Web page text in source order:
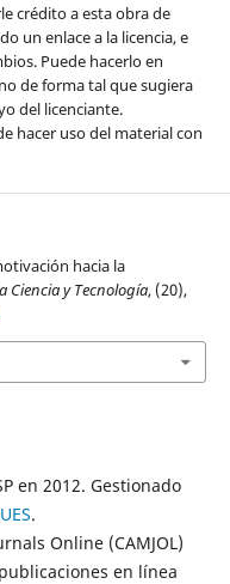
crédito a esta obra de
un enlace a la licencia, e
Puede hacerlo en
de forma tal que sugiera
del licenciante.
hacer uso del material con
hacia la
Ciencia y Tecnología, (20),
en 2012. Gestionado
.
Online (CAMJOL)
en línea